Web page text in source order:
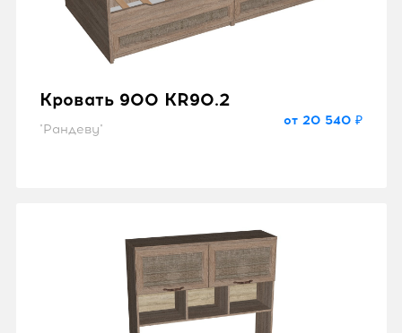
Кровать 900 KR90.2
"Рандеву"
от 20 540 ₽